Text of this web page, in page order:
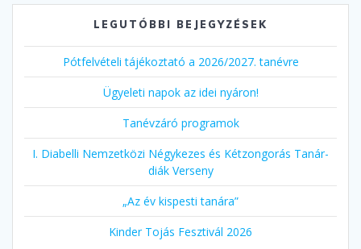
LEGUTÓBBI BEJEGYZÉSEK
Pótfelvételi tájékoztató a 2026/2027. tanévre
Ügyeleti napok az idei nyáron!
Tanévzáró programok
I. Diabelli Nemzetközi Négykezes és Kétzongorás Tanár-
diák Verseny
„Az év kispesti tanára”
Kinder Tojás Fesztivál 2026